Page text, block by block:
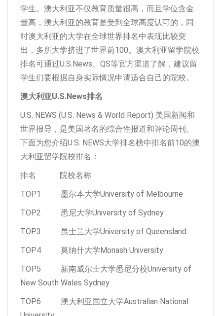
学生。澳大利亚不仅教育质量很高，而且学位含金
量高，澳大利亚的教育是受到全球高度认可的，同
时澳大利亚的大学在全球世界排名中表现比较突
出，多所大学挤进了世界前100。澳大利亚留学院校
排名可通过U.S.News、QS等官方渠道了解，建议留
学生们要根据自身实际情况申请适合自己的院校。
澳大利亚U.S.News排名
U.S. NEWS (U.S. News & World Report) 美国新闻和
世界报导，是美国著名的综合性报道和评论周刊。
下面为您介绍U.S. NEWS大学排名榜中排名前10的澳
大利亚留学院校排名：
排名 院校名称
TOP1 墨尔本大学University of Melbourne
TOP2 悉尼大学University of Sydney
TOP3 昆士兰大学University of Queensland
TOP4 莫纳什大学Monash University
TOP5 新南威尔士大学悉尼分校University of
New South Wales Sydney
TOP6 澳大利亚国立大学Australian National